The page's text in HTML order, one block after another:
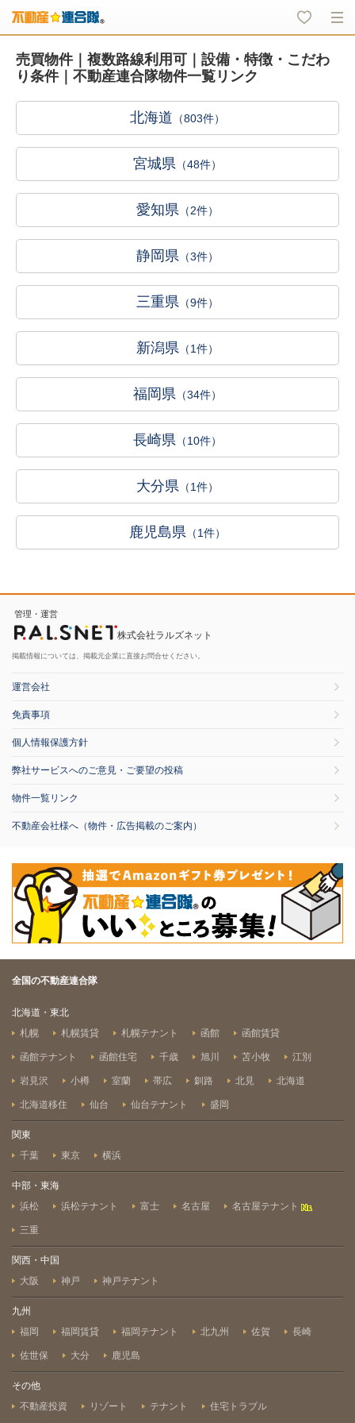
売買物件｜複数路線利用可｜設備・特徴・こだわ
り条件｜不動産連合隊物件一覧リンク
北海道 （803件）
宮城県 （48件）
愛知県 （2件）
静岡県 （3件）
三重県 （9件）
新潟県 （1件）
福岡県 （34件）
長崎県 （10件）
大分県 （1件）
鹿児島県 （1件）
管理・運営
株式会社ラルズネット
掲載情報については、掲載元企業に直接お問合せください。
運営会社
免責事項
個人情報保護方針
弊社サービスへのご意見・ご要望の投稿
物件一覧リンク
不動産会社様へ（物件・広告掲載のご案内）
全国の不動産連合隊
北海道・東北
札幌
札幌賃貸 札幌テナント 函館 函館賃貸
函館テナント 函館住宅 千歳 旭川 苫小牧 江別
岩見沢 小樽 室蘭 帯広 釧路 北見 北海道
北海道移住 仙台 仙台テナント 盛岡
関東
千葉
東京 横浜
中部・東海
浜松
浜松テナント 富士 名古屋 名古屋テナント
三重
関西・中国
大阪
神戸 神戸テナント
九州
福岡
福岡賃貸 福岡テナント 北九州 佐賀 長崎
佐世保 大分 鹿児島
その他
不動産投資
リゾート テナント 住宅トラブル